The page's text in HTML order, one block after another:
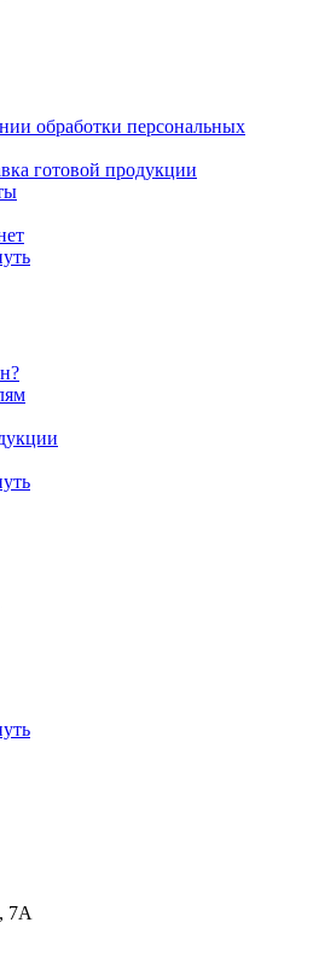
обработки персональных
готовой продукции
7А